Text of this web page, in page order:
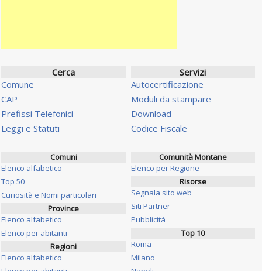
Cerca
Comune
CAP
Prefissi Telefonici
Leggi e Statuti
Servizi
Autocertificazione
Moduli da stampare
Download
Codice Fiscale
Comuni
Elenco alfabetico
Top 50
Curiosità e Nomi particolari
Province
Elenco alfabetico
Elenco per abitanti
Regioni
Elenco alfabetico
Comunità Montane
Elenco per Regione
Risorse
Segnala sito web
Siti Partner
Pubblicità
Top 10
Roma
Milano